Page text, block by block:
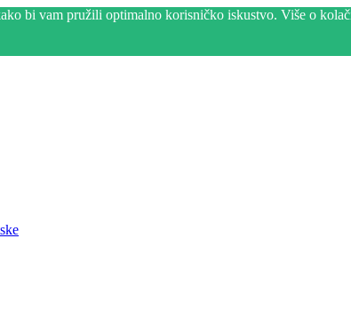
bi vam pružili optimalno korisničko iskustvo. Više o